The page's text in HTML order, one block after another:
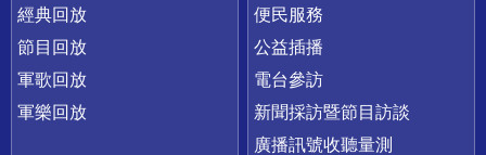
經典回放
節目回放
軍歌回放
軍樂回放
便民服務
公益插播
電台參訪
新聞採訪暨節目訪談
廣播訊號收聽量測